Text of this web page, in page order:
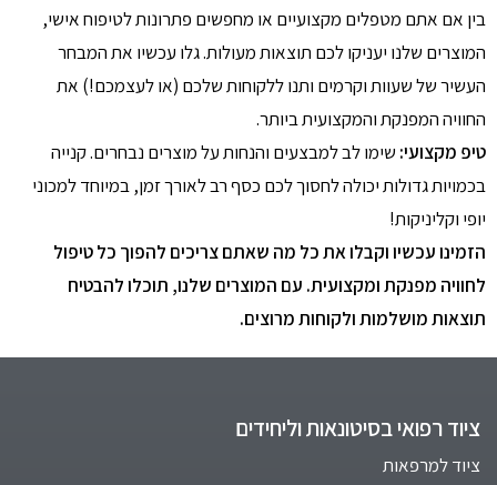
בין אם אתם מטפלים מקצועיים או מחפשים פתרונות לטיפוח אישי,
המוצרים שלנו יעניקו לכם תוצאות מעולות. גלו עכשיו את המבחר
העשיר של שעוות וקרמים ותנו ללקוחות שלכם (או לעצמכם!) את
החוויה המפנקת והמקצועית ביותר.
טיפ מקצועי: שימו לב למבצעים והנחות על מוצרים נבחרים. קנייה
בכמויות גדולות יכולה לחסוך לכם כסף רב לאורך זמן, במיוחד למכוני
יופי וקליניקות!
הזמינו עכשיו וקבלו את כל מה שאתם צריכים להפוך כל טיפול
לחוויה מפנקת ומקצועית. עם המוצרים שלנו, תוכלו להבטיח
תוצאות מושלמות ולקוחות מרוצים.
ציוד רפואי בסיטונאות וליחידים
ציוד למרפאות